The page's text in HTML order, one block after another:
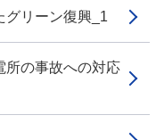
リーン復興_1
の事故への対応